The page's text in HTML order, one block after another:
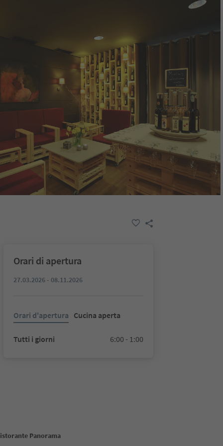
Orari di apertura
27.03.2026 - 08.11.2026
Orari d'apertura Cucina aperta
Tutti i giorni 6:00 - 1:00
Panorama